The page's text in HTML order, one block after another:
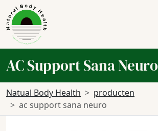
AC Support Sana Neuro
Natual Body Health
producten
ac support sana neuro